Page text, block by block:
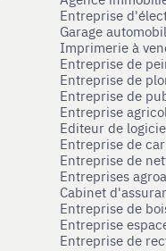
Entreprise
Garage
Imprimerie à
Entreprise de
Entreprise de
Entreprise de
Entreprise
Editeur de
Entreprise de
Entreprise de
Entreprises
Cabinet
Entreprise de
Entreprise
Entreprise de